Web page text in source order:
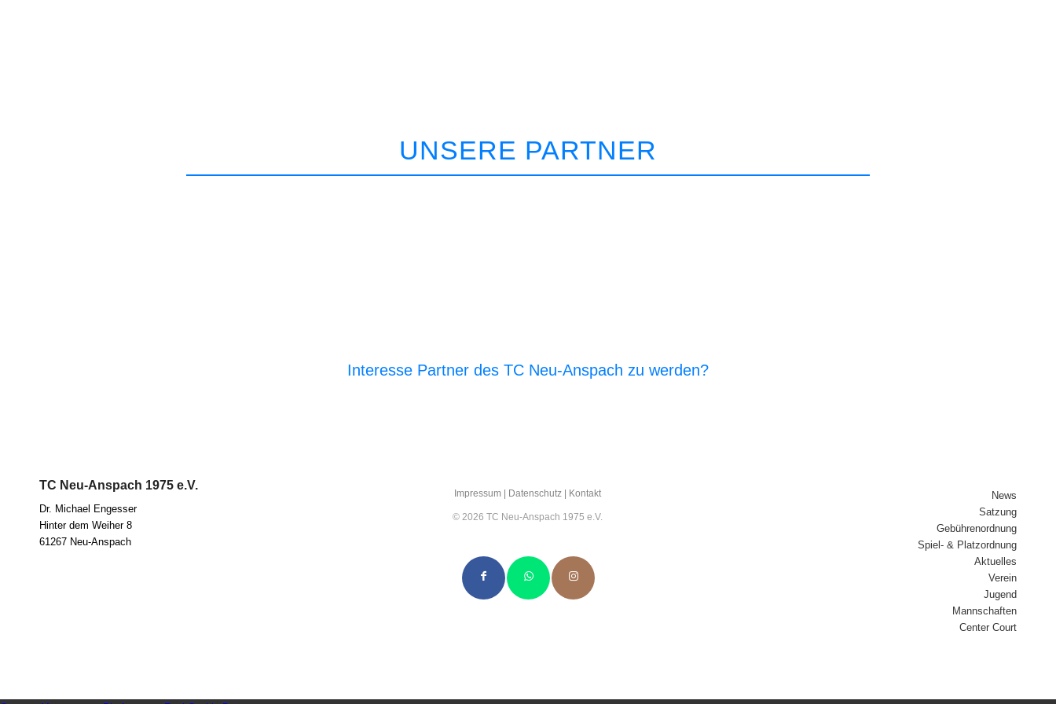
UNSERE PARTNER
Interesse Partner des TC Neu-Anspach zu werden?
TC Neu-Anspach 1975 e.V.
Dr. Micha­el Eng­es­ser
Hin­ter dem Wei­her 8
61267 Neu-Anspach
Impres­sum Daten­schutz Kon­takt
© 2026 TC Neu-Anspach 1975 e.V.
News
Sat­zung
Gebüh­ren­ord­nung
Spiel- & Platz­ord­nung
Aktu­el­les
Ver­ein
Jugend
Mann­schaf­ten
Cen­ter Court